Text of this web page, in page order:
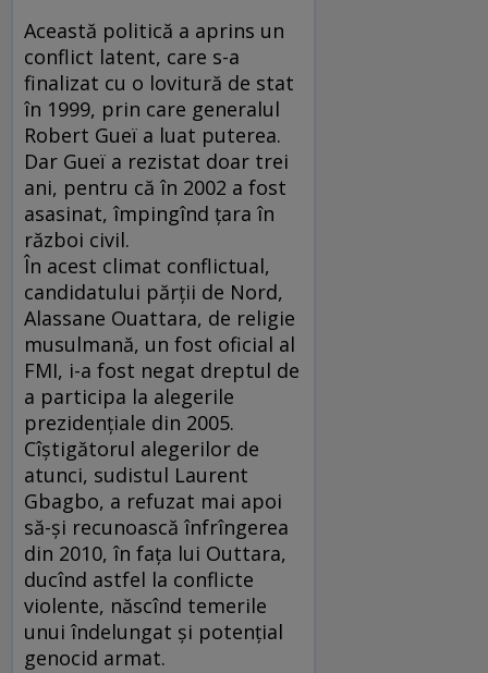
Această politică a aprins un
conflict latent, care s-a
finalizat cu o lovitură de stat
în 1999, prin care generalul
Robert Gueï a luat puterea.
Dar Gueï a rezistat doar trei
ani, pentru că în 2002 a fost
asasinat, împingînd ţara în
război civil.
În acest climat conflictual,
candidatului părţii de Nord,
Alassane Ouattara, de religie
musulmană, un fost oficial al
FMI, i-a fost negat dreptul de
a participa la alegerile
prezidenţiale din 2005.
Cîştigătorul alegerilor de
atunci, sudistul Laurent
Gbagbo, a refuzat mai apoi
să-şi recunoască înfrîngerea
din 2010, în faţa lui Outtara,
ducînd astfel la conflicte
violente, născînd temerile
unui îndelungat şi potenţial
genocid armat.